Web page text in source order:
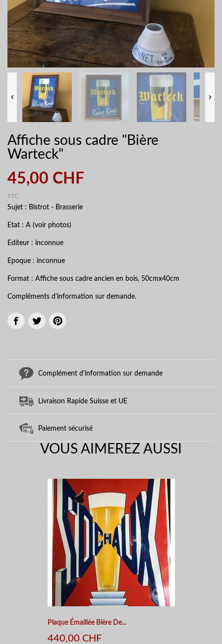
 
Affiche sous cadre "Bière
Warteck"
45,00 CHF
TTC
Sujet : Bistrot - Brasserie
Etat : A (voir photos)
Editeur : inconnue
Epoque : inconnue
Format : Affiche sous cadre ancien en bois, 50cmx40cm
Compléments d'information sur demande.
Complément d’information sur demande
Livraison Rapide Suisse et UE
Paiement sécurisé
VOUS AIMEREZ AUSSI
Plaque Émaillée Bière De...
440,00 CHF